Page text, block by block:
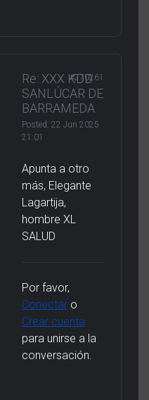
Re: XXX KDD
SANLÚCAR DE
BARRAMEDA
Posted: 22 Jun 2025
21:01
#270261
Apunta a otro
más, Elegante
Lagartija,
hombre XL
SALUD
Por favor,
Conectar o
Crear cuenta
para unirse a la
conversación.